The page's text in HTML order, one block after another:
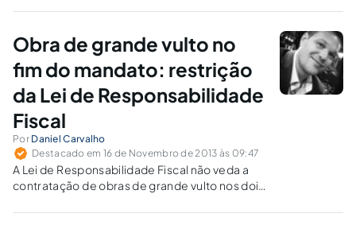
setor privado. Não adotam como referência
SINAPI – Índices da Construção Civil.
Obra de grande vulto no
fim do mandato: restrição
da Lei de Responsabilidade
Fiscal
Por Daniel Carvalho
Destacado em 16 de Novembro de 2013 às 09:47
A Lei de Responsabilidade Fiscal não veda a
contratação de obras de grande vulto nos dois
do Executivo. A restrição atinge somente as